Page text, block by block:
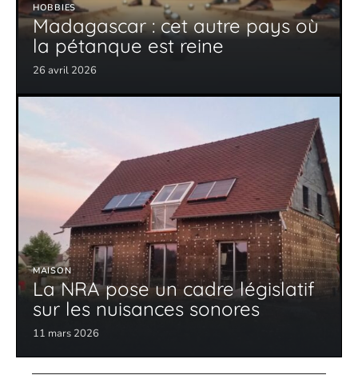
HOBBIES
Madagascar : cet autre pays où
la pétanque est reine
26 avril 2026
MAISON
La NRA pose un cadre législatif
sur les nuisances sonores
11 mars 2026